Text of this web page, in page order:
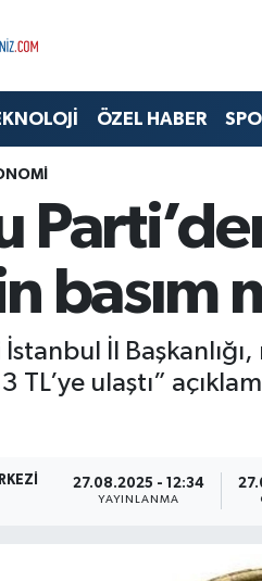
ÖZEL HABER
basım
İl
TL’ye ulaştı”
27.08.2025 - 12:34
YAYINLANMA
ve Fikstür